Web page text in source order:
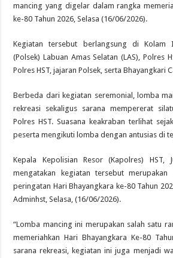
mancing yang digelar dalam rangka
ke-80 Tahun 2026, Selasa (16/06/2026).
Kegiatan tersebut berlangsung di Kolam
(Polsek) Labuan Amas Selatan (LAS), Polres
Polres HST, jajaran Polsek, serta Bhayangkari
Berbeda dari kegiatan seremonial, lomba
rekreasi sekaligus sarana mempererat
Polres HST. Suasana keakraban terlihat
peserta mengikuti lomba dengan antusias di
Kepala Kepolisian Resor (Kapolres) HST,
mengatakan kegiatan tersebut
peringatan Hari Bhayangkara ke-80 Tahun
Adminhst, Selasa, (16/06/2026).
“Lomba mancing ini merupakan salah satu
memeriahkan Hari Bhayangkara Ke-80
sarana rekreasi, kegiatan ini juga menjadi